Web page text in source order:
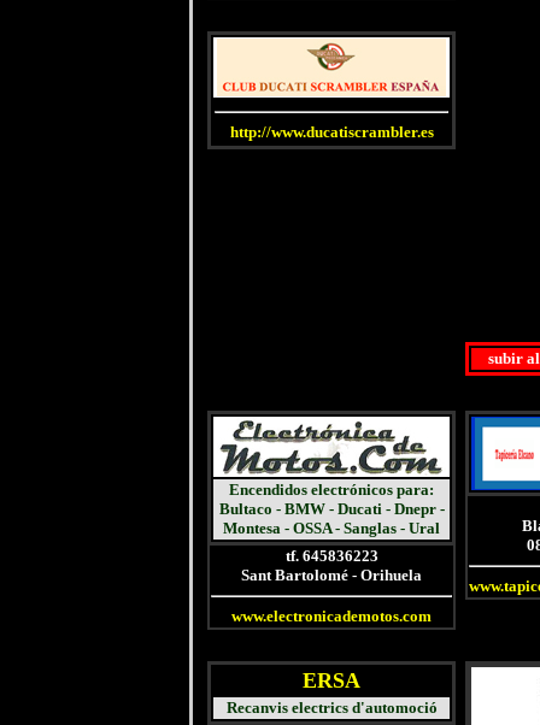
http://www.ducatiscrambler.es
subir
Encendidos electrónicos para:
Bultaco - BMW - Ducati - Dnepr -
Montesa - OSSA - Sanglas - Ural
tf. 645836223
Sant Bartolomé - Orihuela
www.electronicademotos.com
ERSA
Recanvis electrics d'automoció